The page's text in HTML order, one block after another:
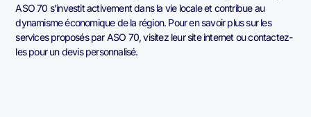
ASO 70 s’investit activement dans la vie locale et contribue au
dynamisme économique de la région. Pour en savoir plus sur les
services proposés par ASO 70, visitez leur site internet ou contactez-
les pour un devis personnalisé.